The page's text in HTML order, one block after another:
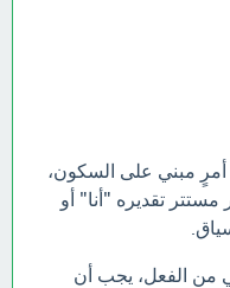
مبني على السكون،
تقديره "أنا" أو
من الفعل، يجب أن